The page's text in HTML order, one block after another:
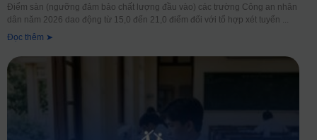
Điểm sàn (ngưỡng đảm bảo chất lượng đầu vào) các trường Công an nhân
dân năm 2026 dao động từ 15,0 đến 21,0 điểm đối với tổ hợp xét tuyển
Đọc thêm ➤